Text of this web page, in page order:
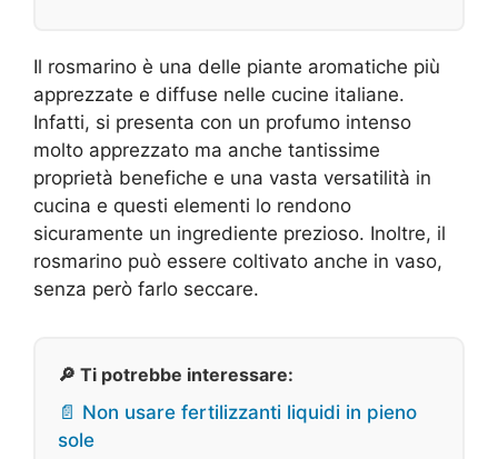
Il rosmarino è una delle piante aromatiche più
apprezzate e diffuse nelle cucine italiane.
Infatti, si presenta con un profumo intenso
molto apprezzato ma anche tantissime
proprietà benefiche e una vasta versatilità in
cucina e questi elementi lo rendono
sicuramente un ingrediente prezioso. Inoltre, il
rosmarino può essere coltivato anche in vaso,
senza però farlo seccare.
🔎 Ti potrebbe interessare:
📄 Non usare fertilizzanti liquidi in pieno
sole